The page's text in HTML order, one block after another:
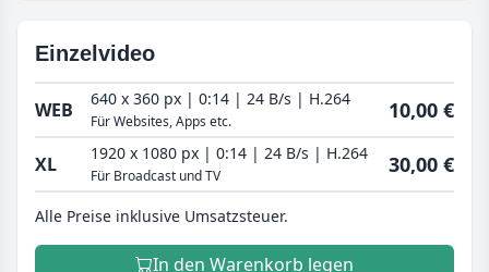
Einzelvideo
WEB 640 x 360 px | 0:14 | 24 B/s | H.264
Für Websites, Apps etc. 10,00 €
XL 1920 x 1080 px | 0:14 | 24 B/s | H.264
Für Broadcast und TV 30,00 €
Alle Preise inklusive Umsatzsteuer.
In den Warenkorb legen